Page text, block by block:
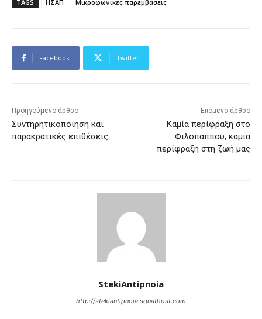
TAGS ΗΣΑΠ Μικροφωνικές παρεμβάσεις
Facebook Twitter
Προηγούμενο άρθρο
Συντηρητικοποίηση και
παρακρατικές επιθέσεις
Επόμενο άρθρο
Καμία περίφραξη στο
Φιλοπάππου, καμία
περίφραξη στη ζωή μας
StekiAntipnoia
http://stekiantipnoia.squathost.com